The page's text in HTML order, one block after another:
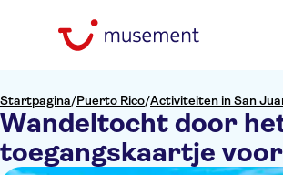
Startpagina/Puerto Rico/Activiteiten in San
Wandeltocht door
toegangskaartje